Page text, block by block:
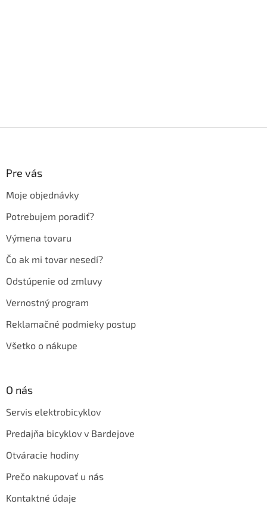
Pre vás
Moje objednávky
Potrebujem poradiť?
Výmena tovaru
Čo ak mi tovar nesedí?
Odstúpenie od zmluvy
Vernostný program
Reklamačné podmieky postup
Všetko o nákupe
O nás
Servis elektrobicyklov
Predajňa bicyklov v Bardejove
Otváracie hodiny
Prečo nakupovať u nás
Kontaktné údaje